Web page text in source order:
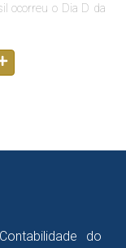
ocorreu o Dia D da
do